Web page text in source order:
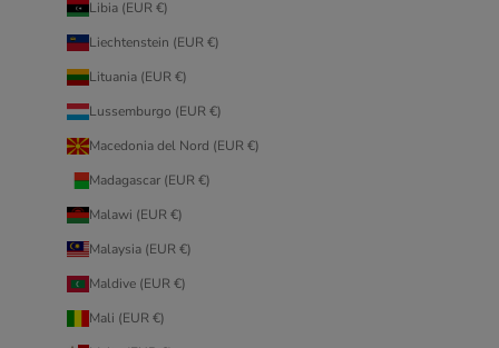
Libia (EUR €)
Liechtenstein (EUR €)
Lituania (EUR €)
Lussemburgo (EUR €)
Macedonia del Nord (EUR €)
Madagascar (EUR €)
Malawi (EUR €)
Malaysia (EUR €)
Maldive (EUR €)
Mali (EUR €)